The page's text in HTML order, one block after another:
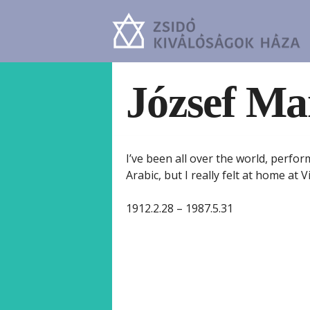
József
I’ve been all over the world,
Arabic, but I really felt at home at
1912.2.28 – 1987.5.31